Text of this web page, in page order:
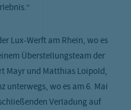
Lux-Werft am Rhein, wo es
Überstellungsteam der
Mayr und Matthias Loipold,
unterwegs, wo es am 6. Mai
Verladung auf